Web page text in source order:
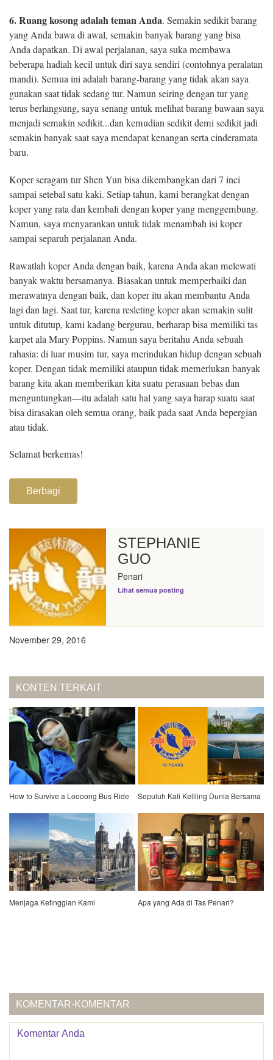
6. Ruang kosong adalah teman Anda. Semakin sedikit barang
yang Anda bawa di awal, semakin banyak barang yang bisa
Anda dapatkan. Di awal perjalanan, saya suka membawa
beberapa hadiah kecil untuk diri saya sendiri (contohnya peralatan
mandi). Semua ini adalah barang-barang yang tidak akan saya
gunakan saat tidak sedang tur. Namun seiring dengan tur yang
terus berlangsung, saya senang untuk melihat barang bawaan saya
menjadi semakin sedikit...dan kemudian sedikit demi sedikit jadi
semakin banyak saat saya mendapat kenangan serta cinderamata
baru.
Koper seragam tur Shen Yun bisa dikembangkan dari 7 inci
sampai setebal satu kaki. Setiap tahun, kami berangkat dengan
koper yang rata dan kembali dengan koper yang menggembung.
Namun, saya menyarankan untuk tidak menambah isi koper
sampai separuh perjalanan Anda.
Rawatlah koper Anda dengan baik, karena Anda akan melewati
banyak waktu bersamanya. Biasakan untuk memperbaiki dan
merawatnya dengan baik, dan koper itu akan membantu Anda
lagi dan lagi. Saat tur, karena resleting koper akan semakin sulit
untuk ditutup, kami kadang bergurau, berharap bisa memiliki tas
karpet ala Mary Poppins. Namun saya beritahu Anda sebuah
rahasia: di luar musim tur, saya merindukan hidup dengan sebuah
koper. Dengan tidak memiliki ataupun tidak memerlukan banyak
barang kita akan memberikan kita suatu perasaan bebas dan
menguntungkan—itu adalah satu hal yang saya harap suatu saat
bisa dirasakan oleh semua orang, baik pada saat Anda bepergian
atau tidak.
Selamat berkemas!
Berbagi
STEPHANIE
GUO
Penari
Lihat semua posting
November 29, 2016
KONTEN TERKAIT
How to Survive a Loooong Bus Ride Sepuluh Kali Keliling Dunia Bersama
Menjaga Ketinggian Kami Apa yang Ada di Tas Penari?
KOMENTAR-KOMENTAR